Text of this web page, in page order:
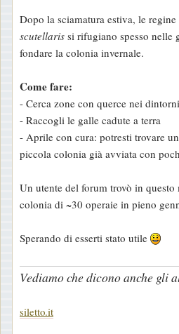
Dopo la sciamatura estiva, le
scutellaris si rifugiano spesso nelle
fondare la colonia invernale.
Come fare:
- Cerca zone con querce nei dintorni
- Raccogli le galle cadute a terra
- Aprile con cura: potresti trovare
piccola colonia già avviata con
Un utente del forum trovò in questo
colonia di ~30 operaie in pieno
Sperando di esserti stato utile
Vediamo che dicono anche gli
siletto.it